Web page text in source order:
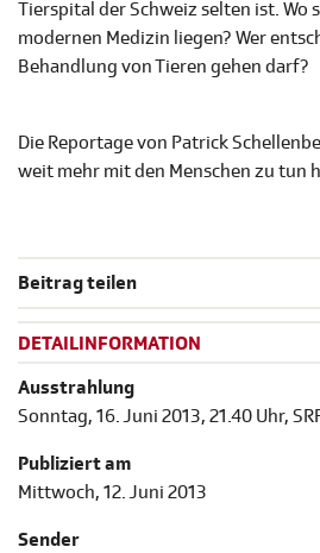
Tierspital der Schweiz selten ist. Wo
modernen Medizin liegen? Wer
Behandlung von Tieren gehen darf?
Die Reportage von Patrick
weit mehr mit den Menschen zu tun
Beitrag teilen
DETAILINFORMATION
Ausstrahlung
Sonntag, 16. Juni 2013, 21.40 Uhr,
Publiziert am
Mittwoch, 12. Juni 2013
Sender